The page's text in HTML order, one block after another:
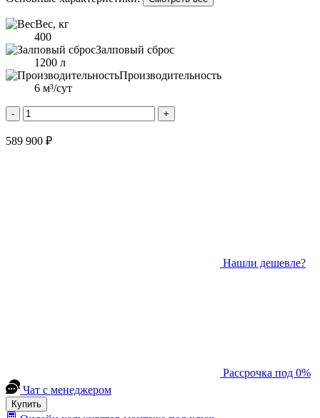
Вес, кг
400
Залповый сброс
1200 л
Производительность
6 м³/сут
- +
589 900 ₽
Нашли дешевле?
Рассрочка под 0%
Чат с менеджером
Купить